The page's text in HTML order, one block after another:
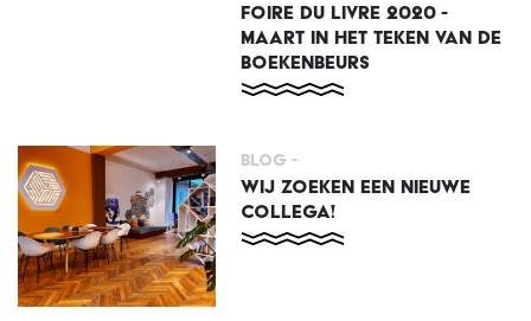
FOIRE DU LIVRE 2020 -
MAART IN HET TEKEN VAN DE
BOEKENBEURS
Blog -
WIJ ZOEKEN EEN NIEUWE
COLLEGA!